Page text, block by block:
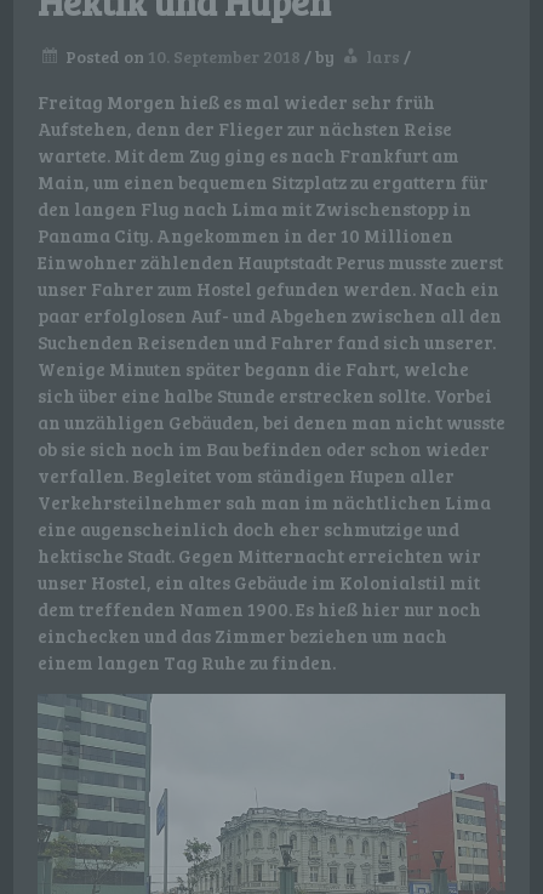
Posted on 10. September 2018 /by lars /
Freitag Morgen hieß es mal wieder sehr früh
Aufstehen, denn der Flieger zur nächsten Reise
wartete. Mit dem Zug ging es nach Frankfurt am
Main, um einen bequemen Sitzplatz zu ergattern für
den langen Flug nach Lima mit Zwischenstopp in
Panama City. Angekommen in der 10 Millionen
Einwohner zählenden Hauptstadt Perus musste zuerst
unser Fahrer zum Hostel gefunden werden. Nach ein
paar erfolglosen Auf- und Abgehen zwischen all den
Suchenden Reisenden und Fahrer fand sich unserer.
Wenige Minuten später begann die Fahrt, welche
sich über eine halbe Stunde erstrecken sollte. Vorbei
an unzähligen Gebäuden, bei denen man nicht wusste
ob sie sich noch im Bau befinden oder schon wieder
verfallen. Begleitet vom ständigen Hupen aller
Verkehrsteilnehmer sah man im nächtlichen Lima
eine augenscheinlich doch eher schmutzige und
hektische Stadt. Gegen Mitternacht erreichten wir
unser Hostel, ein altes Gebäude im Kolonialstil mit
dem treffenden Namen 1900. Es hieß hier nur noch
einchecken und das Zimmer beziehen um nach
einem langen Tag Ruhe zu finden.